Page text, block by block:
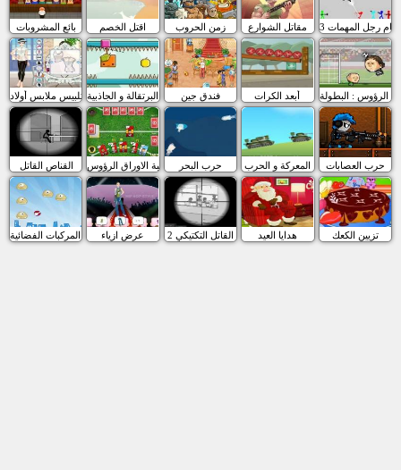
بائع المشروبات اقتل الخصم زمن الحروب مقاتل الشوارع سام رجل المهمات 3
تلبيس ملابس أولاد البرتقالة و الجاذبية فندق جين أبعد الكرات الرؤوس : البطولة
القناص القاتل لعبة الاوراق الرؤوس حرب البحر المعركة و الحرب حرب العصابات
فجر المركبات الفضائية عرض ازياء القاتل التكتيكي 2 هدايا العيد تزيين الكعك